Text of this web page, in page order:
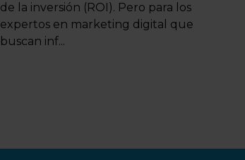
de la inversión (ROI). Pero para los
expertos en marketing digital que
buscan inf...